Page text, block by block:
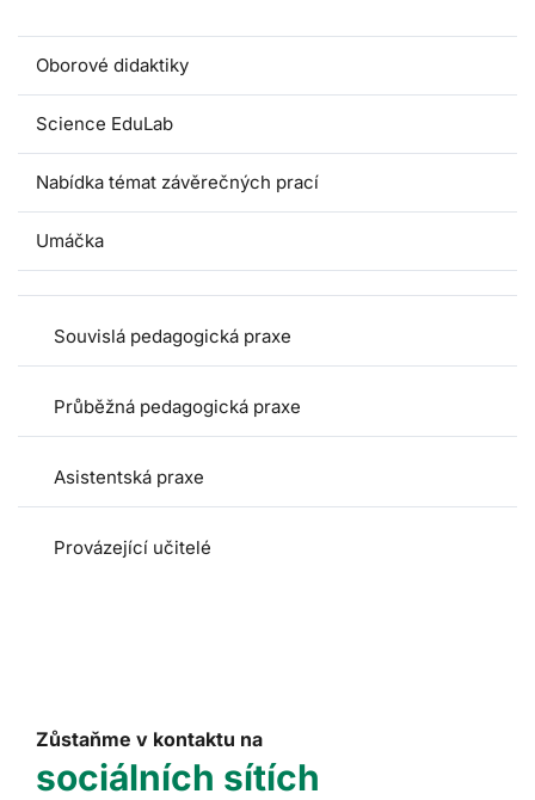
Oborové didaktiky
Science EduLab
Nabídka témat závěrečných prací
Umáčka
Souvislá pedagogická praxe
Průběžná pedagogická praxe
Asistentská praxe
Provázející učitelé
Zůstaňme v kontaktu na
sociálních sítích